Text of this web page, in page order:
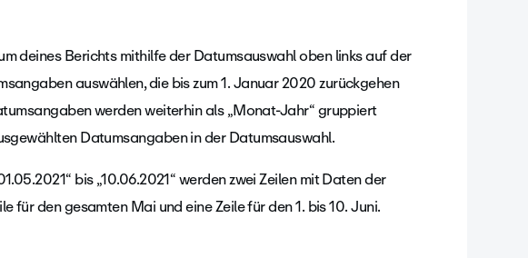
deines Berichts mithilfe der Datumsauswahl oben links auf der
auswählen, die bis zum 1. Januar 2020 zurückgehen
werden weiterhin als „Monat-Jahr“ gruppiert
Datumsangaben in der Datumsauswahl.
bis „10.06.2021“ werden zwei Zeilen mit Daten der
für den gesamten Mai und eine Zeile für den 1. bis 10. Juni.